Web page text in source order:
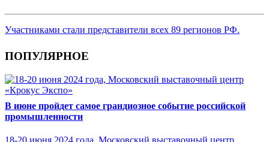
Участниками стали представители всех 89 регионов РФ.
ПОПУЛЯРНОЕ
В июне пройдет самое грандиозное событие российской
промышленности